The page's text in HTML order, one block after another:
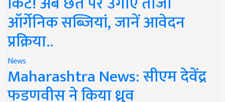
ऑर्गेनिक सब्जियां, जानें आवेदन
प्रक्रिया..
News
Maharashtra News: सीएम देवेंद्र
फडणवीस ने किया ध्रुव